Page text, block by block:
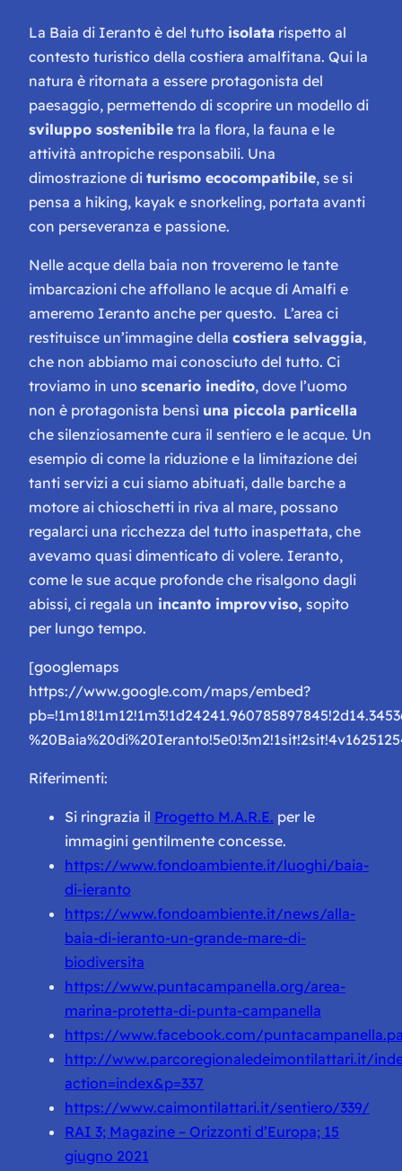
La Baia di Ieranto è del tutto isolata rispetto al
contesto turistico della costiera amalfitana. Qui la
natura è ritornata a essere protagonista del
paesaggio, permettendo di scoprire un modello di
sviluppo sostenibile tra la flora, la fauna e le
attività antropiche responsabili. Una
dimostrazione di turismo ecocompatibile, se si
pensa a hiking, kayak e snorkeling, portata avanti
con perseveranza e passione.
Nelle acque della baia non troveremo le tante
imbarcazioni che affollano le acque di Amalfi e
ameremo Ieranto anche per questo. L’area ci
restituisce un’immagine della costiera selvaggia,
che non abbiamo mai conosciuto del tutto. Ci
troviamo in uno scenario inedito, dove l’uomo
non è protagonista bensì una piccola particella
che silenziosamente cura il sentiero e le acque. Un
esempio di come la riduzione e la limitazione dei
tanti servizi a cui siamo abituati, dalle barche a
motore ai chioschetti in riva al mare, possano
regalarci una ricchezza del tutto inaspettata, che
avevamo quasi dimenticato di volere. Ieranto,
come le sue acque profonde che risalgono dagli
abissi, ci regala un incanto improvviso, sopito
per lungo tempo.
[googlemaps
https://www.google.com/maps/embed?
Riferimenti:
Si ringrazia il Progetto M.A.R.E. per le
immagini gentilmente concesse.
https://www.fondoambiente.it/luoghi/baia-
di-ieranto
https://www.fondoambiente.it/news/alla-
baia-di-ieranto-un-grande-mare-di-
biodiversita
https://www.puntacampanella.org/area-
marina-protetta-di-punta-campanella
https://www.facebook.com/
http://www.parcoregionaledeimontilattari.it/
action=index&p=337
https://www.caimontilattari.it/sentiero/339/
RAI 3; Magazine – Orizzonti d’Europa; 15
giugno 2021